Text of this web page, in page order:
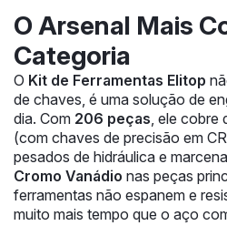
O Arsenal Mais
Categoria
O Kit de Ferramentas Elitop
de chaves, é uma solução de
dia. Com 206 peças , ele
(com chaves de precisão em
pesados de hidráulica e
Cromo Vanádio nas peças
ferramentas não espanem e
muito mais tempo que o aço